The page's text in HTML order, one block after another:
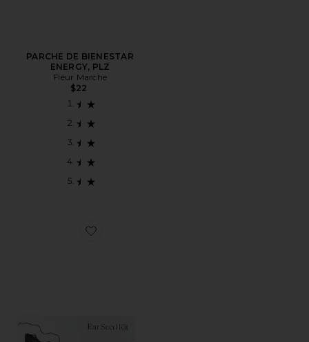
PARCHE DE BIENESTAR
ENERGY, PLZ
Fleur Marche
$22
Favorite KIT DE SEMILLAS DE OREJA EAR SEED KIT